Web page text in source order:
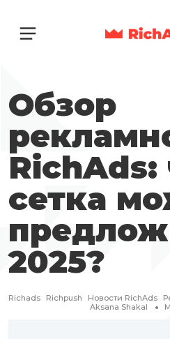
Обзор
RichAds:
сетка
2025?
Richads Richpush Новости RichAds
Aksana Shakal